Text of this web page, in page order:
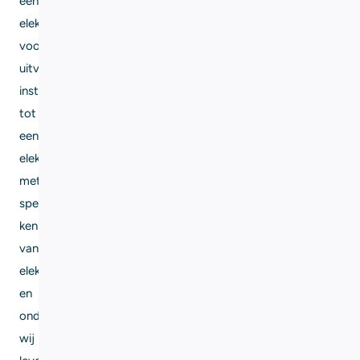
elektromonteur
voor
uitvoerend
installatiewerk
tot
een
elektricien
met
specifieke
kennis
van
elektra
en
onderhoud:
wij